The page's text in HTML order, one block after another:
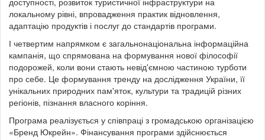
локальному рівні, впровадження практик відновлення,
адаптацію продуктів і послуг до стандартів програми.
І четвертим напрямком є загальнонаціональна інформаційна
кампанія, що спрямована на формування нової філософії
подорожей, коли вони стають невід'ємною частиною турботи
про себе. Це формування тренду на дослідження України, її
унікальних природних пам'яток, культури та традицій різних
регіонів, пізнання власного коріння.
Програма реалізується у співпраці з громадською організацією
«Бренд Юкрейн». Фінансування програми здійснюється